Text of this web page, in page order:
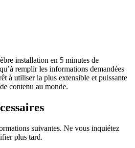
installation en 5 minutes de
remplir les informations demandées
à utiliser la plus extensible et puissante
contenu au monde.
suivantes. Ne vous inquiétez
plus tard.